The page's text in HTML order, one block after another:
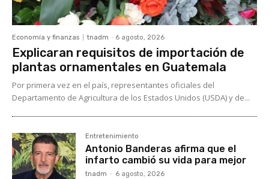
Economía y finanzas tnadm - 6 agosto, 2026
Explicaran requisitos de importación de
plantas ornamentales en Guatemala
Por primera vez en el país, representantes oficiales del
Departamento de Agricultura de los Estados Unidos (USDA) y de...
Entretenimiento
Antonio Banderas afirma que el
infarto cambió su vida para mejor
tnadm - 6 agosto, 2026